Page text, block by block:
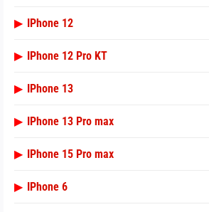
▶ IPhone 12
▶ IPhone 12 Pro KT
▶ IPhone 13
▶ IPhone 13 Pro max
▶ IPhone 15 Pro max
▶ IPhone 6